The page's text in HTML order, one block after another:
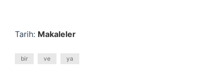
Tarih: Makaleler
bir ve ya